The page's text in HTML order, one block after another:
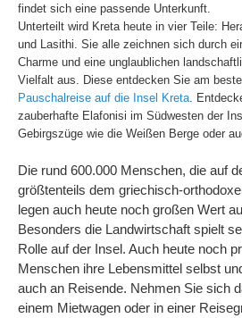
findet sich eine passende Unterkunft.
Unterteilt wird Kreta heute in vier Teile:
und Lasithi. Sie alle zeichnen sich durch
Charme und eine unglaublichen
Vielfalt aus. Diese entdecken Sie am
Pauschalreise auf die Insel Kreta .
zauberhafte Elafonisi im Südwesten der
Gebirgszüge wie die Weißen Berge oder
Die rund 600.000 Menschen, die auf
größtenteils dem griechisch-
legen auch heute noch großen Wert
Besonders die Landwirtschaft spielt
Rolle auf der Insel. Auch heute noch
Menschen ihre Lebensmittel selbst
auch an Reisende. Nehmen Sie sich
einem Mietwagen oder in einer